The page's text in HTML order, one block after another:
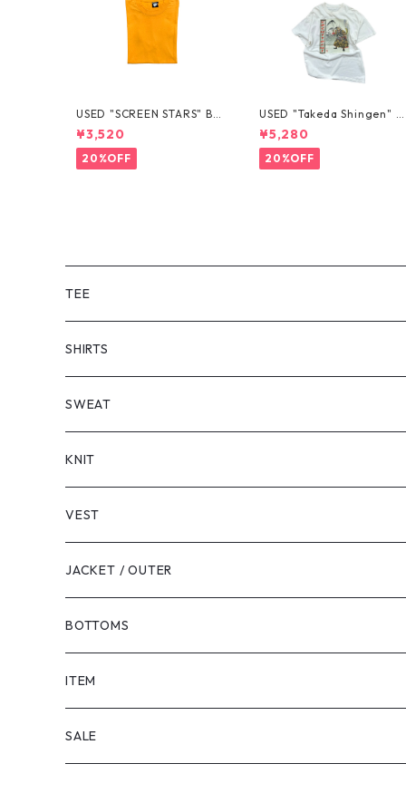
USED "SCREEN STARS" BL
ANK TEE
¥3,520
20%OFF
USED "Takeda Shingen" T
EE
¥5,280
20%OFF
TEE
SHORT SLEEVE
LONG SLEEVE
SHIRTS
SHORT SLEEVE
LONG SLEEVE
SWEAT
KNIT
VEST
JACKET / OUTER
BOTTOMS
SHORTS
PANTS
ITEM
SALE